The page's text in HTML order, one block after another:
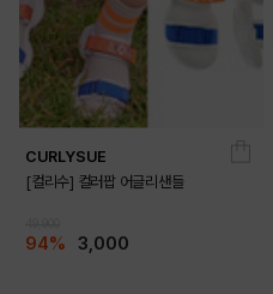
CURLYSUE
[컬리수] 컬러팝 어글리샌들
94% 3,000